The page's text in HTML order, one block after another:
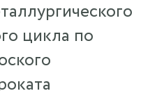
цикла по